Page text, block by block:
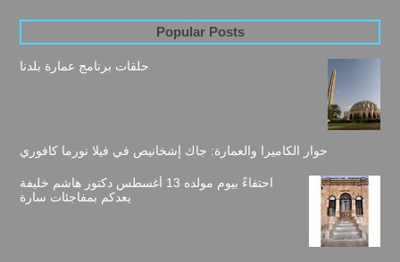
Popular Posts
حلقات برنامج عمارة بلدنا
حوار الكاميرا والعمارة: جاك إشخانيص في فيلا نورما كافوري
احتفاءً بيوم مولده 13 أغسطس دكتور هاشم خليفة
يعدكم بمفاجئات سارة